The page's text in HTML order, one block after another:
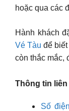
hoặc qua các
Hành khách
Vé Tàu để
còn thắc mắc,
Thông tin liên
Số